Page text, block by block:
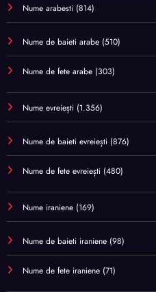
Nume arabesti (814)
Nume de baieti arabe (510)
Nume de fete arabe (303)
Nume evreiești (1.356)
Nume de baieti evreiești (876)
Nume de fete evreiești (480)
Nume iraniene (169)
Nume de baieti iraniene (98)
Nume de fete iraniene (71)